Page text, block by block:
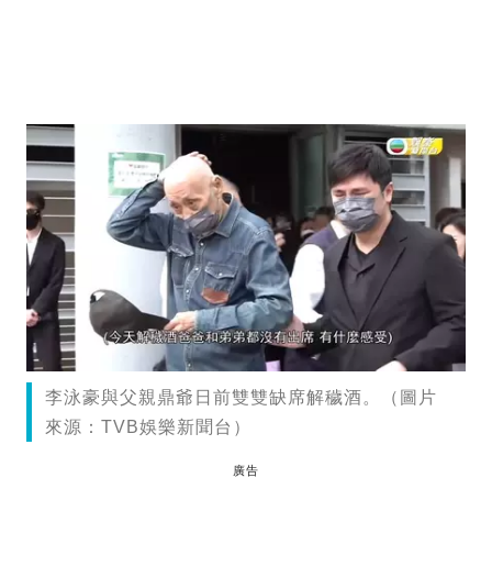
李泳豪與父親鼎爺日前雙雙缺席解穢酒。（圖片
來源：TVB娛樂新聞台）
廣告